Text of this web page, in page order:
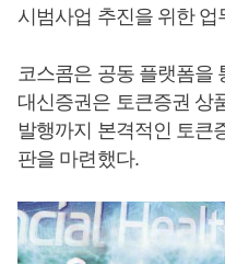
시범사업 추진을 위한 업
코스콤은 공동 플랫폼을
대신증권은 토큰증권 상
발행까지 본격적인 토큰
판을 마련했다.